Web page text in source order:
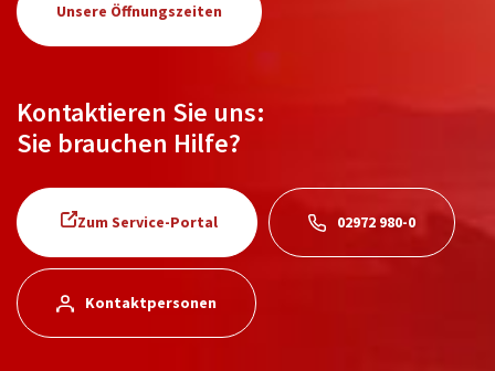
Unsere Öffnungszeiten
Kontaktieren Sie uns:
Sie brauchen Hilfe?
Zum Service-Portal 02972 980-0
Kontaktpersonen